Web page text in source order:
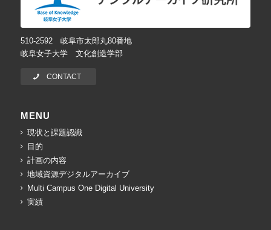
510-2592 岐阜市太郎丸80番地
岐阜女子大学 文化創造学部
CONTACT
MENU
現状と課題認識
目的
計画の内容
地域資源デジタルアーカイブ
Multi Campus One Digital University
実績